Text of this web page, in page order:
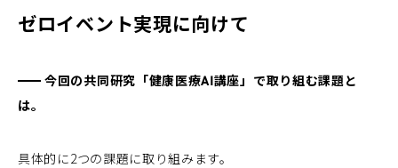
ゼロイベント実現に向けて
今回の共同研究「健康医療AI講座」で取り組む課題と
は。
具体的に2つの課題に取り組みます。